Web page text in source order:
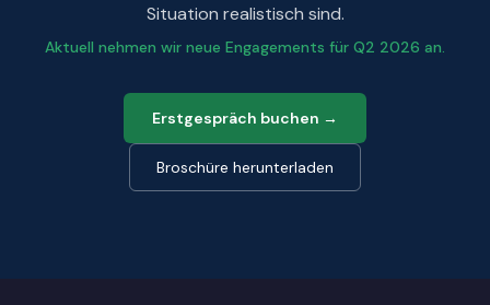
Situation realistisch sind.
Aktuell nehmen wir neue Engagements für Q2 2026 an.
Erstgespräch buchen →
Broschüre herunterladen